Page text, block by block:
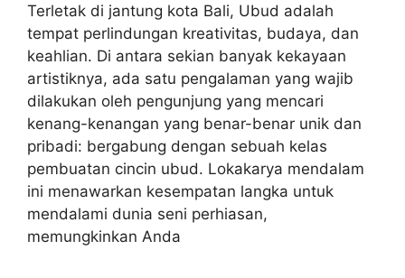
Terletak di jantung kota Bali, Ubud adalah
tempat perlindungan kreativitas, budaya, dan
keahlian. Di antara sekian banyak kekayaan
artistiknya, ada satu pengalaman yang wajib
dilakukan oleh pengunjung yang mencari
kenang-kenangan yang benar-benar unik dan
pribadi: bergabung dengan sebuah kelas
pembuatan cincin ubud. Lokakarya mendalam
ini menawarkan kesempatan langka untuk
mendalami dunia seni perhiasan,
memungkinkan Anda